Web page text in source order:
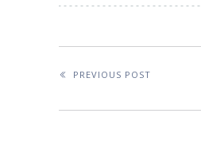
PREVIOUS POST